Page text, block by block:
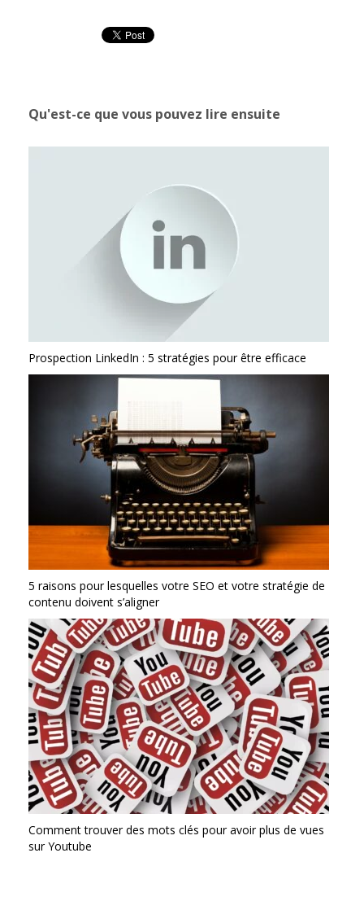
Qu'est-ce que vous pouvez lire ensuite
Prospection LinkedIn : 5 stratégies pour être efficace
5 raisons pour lesquelles votre SEO et votre stratégie de
contenu doivent s’aligner
Comment trouver des mots clés pour avoir plus de vues
sur Youtube